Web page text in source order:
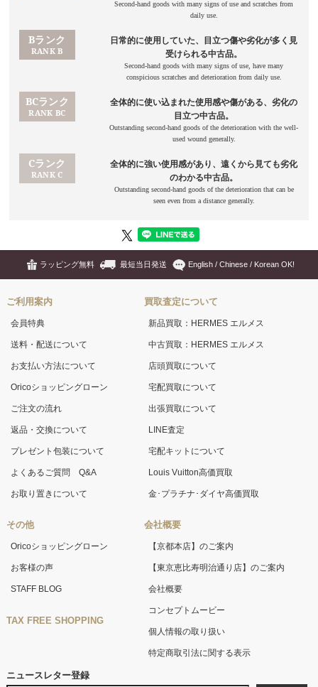
ラッピング無料 最短当日発送 English / Chinese / Korean OK!
ご利用案内
会員特典
送料・配送について
お支払い方法について
Oricoショッピングローン
ご注文の流れ
返品・交換について
プレゼント包装について
よくあるご質問 Q&A
お取り置きについて
その他
Oricoショッピングローン
お客様の声
STAFF BLOG
TAX FREE SHOPPING
買取査定について
新品買取：HERMES エルメス
中古買取：HERMES エルメス
店頭買取について
宅配買取について
出張買取について
LINE査定
宅配キットについて
Louis Vuitton高価買取
金･プラチナ･ダイヤ高価買取
会社概要
【京都本店】のご案内
【東京恵比寿明治通り店】のご案内
会社概要
コンセプトムービー
個人情報の取り扱い
特定商取引法に関する表示
ニュースレター登録